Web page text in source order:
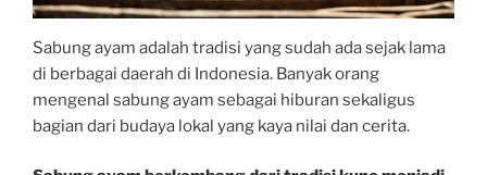
Sabung ayam adalah tradisi yang sudah ada sejak lama
di berbagai daerah di Indonesia. Banyak orang
mengenal sabung ayam sebagai hiburan sekaligus
bagian dari budaya lokal yang kaya nilai dan cerita.